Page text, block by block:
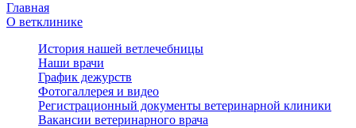
Главная
О ветклинике
История нашей ветлечебницы
Наши врачи
График дежурств
Фотогаллерея и видео
Регистрационный документы ветеринарной клиники
Вакансии ветеринарного врача